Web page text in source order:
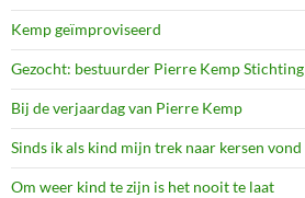
Kemp geïmproviseerd
Gezocht: bestuurder Pierre Kemp Stichting
Bij de verjaardag van Pierre Kemp
Sinds ik als kind mijn trek naar kersen vond
Om weer kind te zijn is het nooit te laat